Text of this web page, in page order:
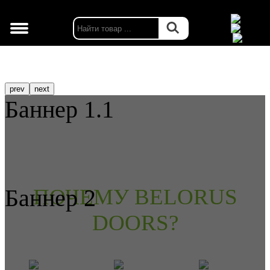
prev next
Баннер 1.1
Баннер 2
ПОЧЕМУ BELORUS
DOORS?